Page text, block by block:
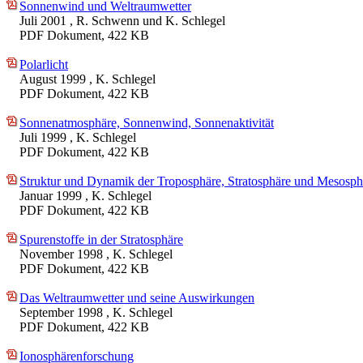
Sonnenwind und Weltraumwetter
Juli 2001 , R. Schwenn und K. Schlegel
PDF Dokument, 422 KB
Polarlicht
August 1999 , K. Schlegel
PDF Dokument, 422 KB
Sonnenatmosphäre, Sonnenwind, Sonnenaktivität
Juli 1999 , K. Schlegel
PDF Dokument, 422 KB
Struktur und Dynamik der Troposphäre, Stratosphäre und
Januar 1999 , K. Schlegel
PDF Dokument, 422 KB
Spurenstoffe in der Stratosphäre
November 1998 , K. Schlegel
PDF Dokument, 422 KB
Das Weltraumwetter und seine Auswirkungen
September 1998 , K. Schlegel
PDF Dokument, 422 KB
Ionosphärenforschung